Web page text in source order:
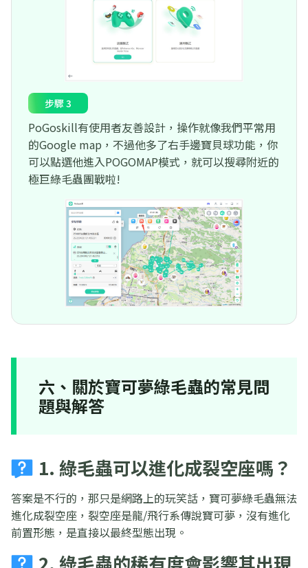
步驟 3
PoGoskill有使用者友善設計，操作就像我們平常用
的Google map，不過他多了右手邊寶貝球功能，你
可以點選他進入POGOMAP模式，就可以搜尋附近的
極巨綠毛蟲團戰啦!
六、關於寶可夢綠毛蟲的常見問
題與解答
1. 綠毛蟲可以進化成裂空座嗎？
答案是不行的，那只是網路上的玩笑話，寶可夢綠毛蟲無法
進化成裂空座，裂空座是龍/飛行系傳說寶可夢，沒有進化
前置形態，是直接以最終型態出現。
2. 綠毛蟲的稀有度會影響其出現